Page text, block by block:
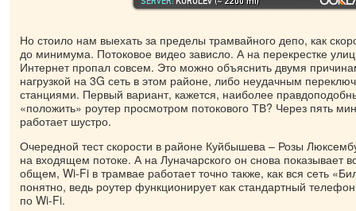
Но стоило нам выехать за пределы трамвайного депо, как
до минимума. Потоковое видео зависло. А на перекрестке
Интернет пропал совсем. Это можно объяснить двумя
нагрузкой на 3G сеть в этом районе, либо неудачным
станциями. Первый вариант, кажется, наиболее
«положить» роутер просмотром потокового ТВ? Через пять
работает шустро.
Очередной тест скорости в районе Куйбышева – Розы
на входящем потоке. А на Луначарского он снова показывает
общем, Wi-Fi в трамвае работает точно также, как вся сеть
понятно, ведь роутер функционирует как стандартный
по Wi-Fi.